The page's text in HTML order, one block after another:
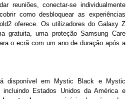
reuniões, conectar-se individualmente
como desbloquear as experiências
oferece. Os utilizadores do Galaxy Z
gratuita, uma proteção Samsung Care
o ecrã com um ano de duração após a
disponível em Mystic Black e Mystic
incluindo Estados Unidos da América e